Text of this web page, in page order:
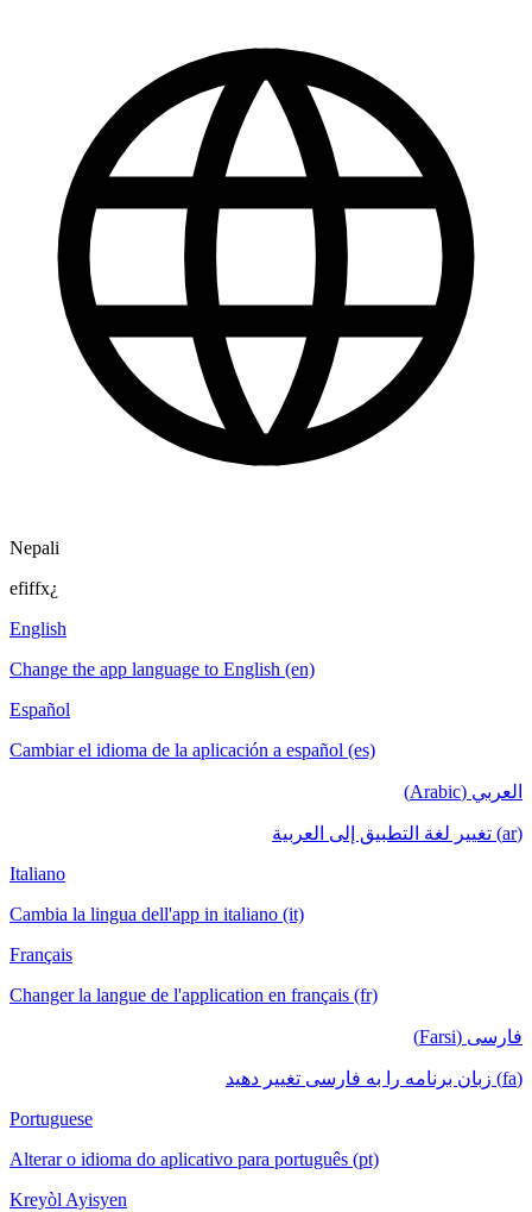
Nepali
efiffx¿
English
Change the app language to English (en)
Español
Cambiar el idioma de la aplicación a español (es)
العربي (Arabic)
(ar) تغيير لغة التطبيق إلى العربية
Italiano
Cambia la lingua dell'app in italiano (it)
Français
Changer la langue de l'application en français (fr)
فارسی (Farsi)
(fa) زبان برنامه را به فارسی تغییر دهید
Portuguese
Alterar o idioma do aplicativo para português (pt)
Kreyòl Ayisyen